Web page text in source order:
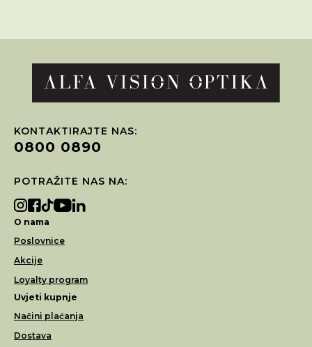
KONTAKTIRAJTE NAS:
0800 0890
POTRAŽITE NAS NA:
O nama
Poslovnice
Akcije
Loyalty program
Uvjeti kupnje
Načini plaćanja
Dostava